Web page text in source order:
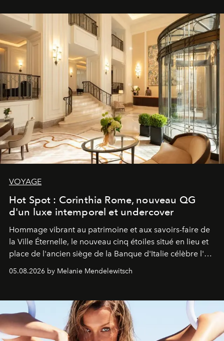
VOYAGE
Hot Spot : Corinthia Rome, nouveau QG
d'un luxe intemporel et undercover
Hommage vibrant au patrimoine et aux savoirs-faire de
la Ville Éternelle, le nouveau cinq étoiles situé en lieu et
place de l'ancien siège de la Banque d'Italie célèbre l'art
de vivre Romain dans toute son élégance intemporelle.
05.08.2026 by Melanie Mendelewitsch